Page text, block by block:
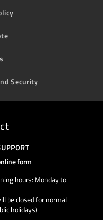
Security
form
hours: Monday to
be closed for normal
holidays)